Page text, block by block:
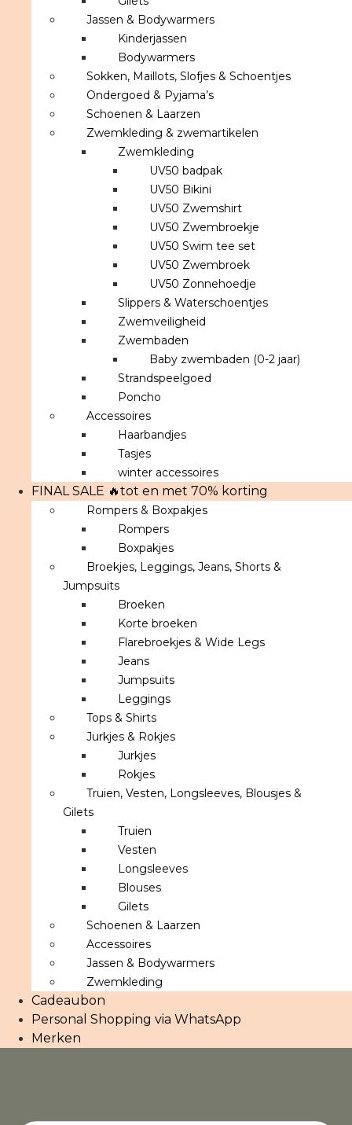
Jassen & Bodywarmers
Kinderjassen
Bodywarmers
Sokken, Maillots, Slofjes & Schoentjes
Ondergoed & Pyjama’s
Schoenen & Laarzen
Zwemkleding & zwemartikelen
Zwemkleding
UV50 badpak
UV50 Bikini
UV50 Zwemshirt
UV50 Zwembroekje
UV50 Swim tee set
UV50 Zwembroek
UV50 Zonnehoedje
Slippers & Waterschoentjes
Zwemveiligheid
Zwembaden
Baby zwembaden (0-2 jaar)
Strandspeelgoed
Poncho
Accessoires
Haarbandjes
Tasjes
winter accessoires
FINAL SALE 🔥tot en met 70% korting
Rompers & Boxpakjes
Rompers
Boxpakjes
Broekjes, Leggings, Jeans, Shorts &
Jumpsuits
Broeken
Korte broeken
Flarebroekjes & Wide Legs
Jeans
Jumpsuits
Leggings
Tops & Shirts
Jurkjes & Rokjes
Jurkjes
Rokjes
Truien, Vesten, Longsleeves, Blousjes &
Gilets
Truien
Vesten
Longsleeves
Blouses
Gilets
Schoenen & Laarzen
Accessoires
Jassen & Bodywarmers
Zwemkleding
Cadeaubon
Personal Shopping via WhatsApp
Merken